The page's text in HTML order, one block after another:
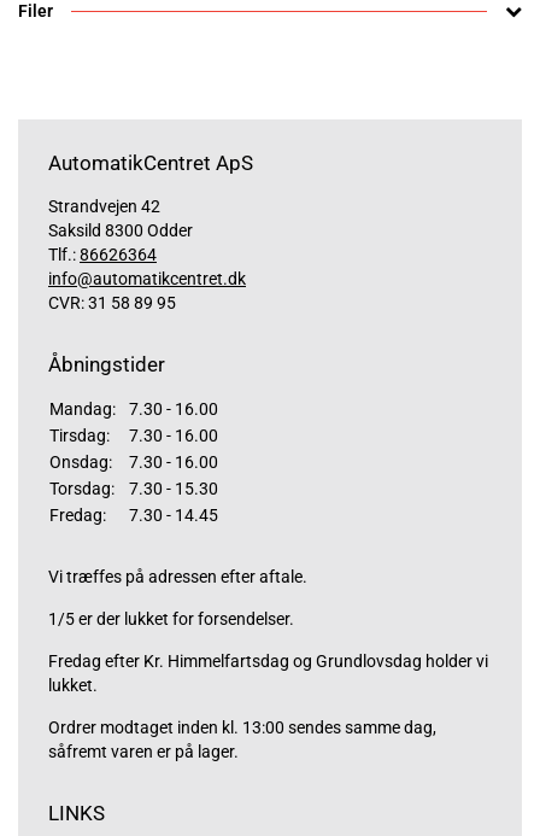
Filer
AutomatikCentret ApS
Strandvejen 42
Saksild 8300 Odder
Tlf.:86626364
info@automatikcentret.dk
CVR: 31 58 89 95
Åbningstider
Mandag:
7.30 - 16.00
Tirsdag:
7.30 - 16.00
Onsdag:
7.30 - 16.00
Torsdag:
7.30 - 15.30
Fredag:
7.30 - 14.45
Vi træffes på adressen efter aftale.
1/5 er der lukket for forsendelser.
Fredag efter Kr. Himmelfartsdag og Grundlovsdag holder vi
lukket.
Ordrer modtaget inden kl. 13:00 sendes samme dag,
såfremt varen er på lager.
LINKS